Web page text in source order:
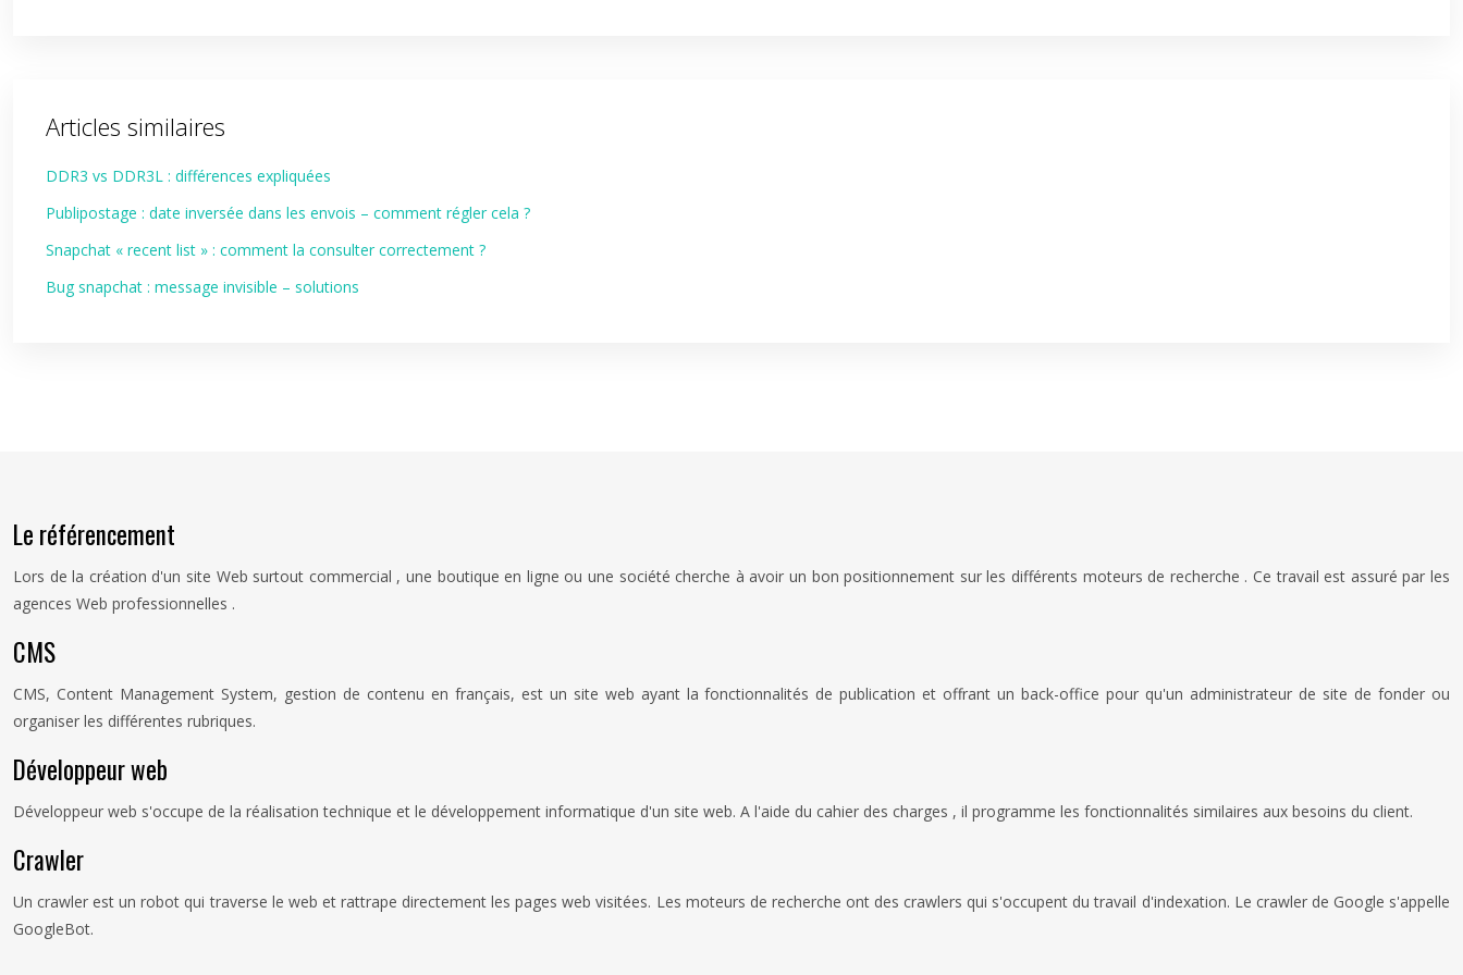
Articles similaires
DDR3 vs DDR3L : différences expliquées
Publipostage : date inversée dans les envois – comment régler cela ?
Snapchat « recent list » : comment la consulter correctement ?
Bug snapchat : message invisible – solutions
Le référencement
Lors de la création d'un site Web surtout commercial , une boutique en ligne ou une société cherche à avoir un bon positionnement sur les différents moteurs de recherche . Ce travail est assuré par les
agences Web professionnelles .
CMS
CMS, Content Management System, gestion de contenu en français, est un site web ayant la fonctionnalités de publication et offrant un back-office pour qu'un administrateur de site de fonder ou
organiser les différentes rubriques.
Développeur web
Développeur web s'occupe de la réalisation technique et le développement informatique d'un site web. A l'aide du cahier des charges , il programme les fonctionnalités similaires aux besoins du client.
Crawler
Un crawler est un robot qui traverse le web et rattrape directement les pages web visitées. Les moteurs de recherche ont des crawlers qui s'occupent du travail d'indexation. Le crawler de Google s'appelle
GoogleBot.